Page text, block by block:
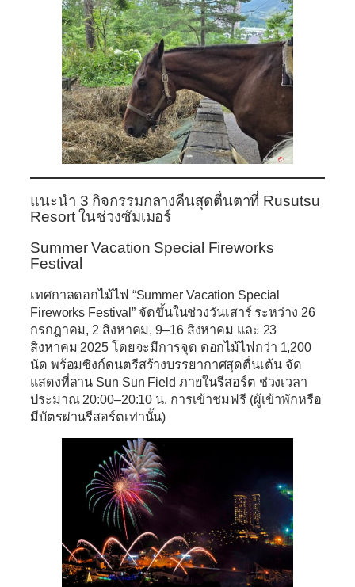
แนะนำ 3 กิจกรรมกลางคืนสุดตื่นตาที่ Rusutsu
Resort ในช่วงซัมเมอร์
Summer Vacation Special Fireworks
Festival
เทศกาลดอกไม้ไฟ “Summer Vacation Special
Fireworks Festival” จัดขึ้นในช่วงวันเสาร์ ระหว่าง 26
กรกฎาคม, 2 สิงหาคม,9–16 สิงหาคม และ 23
สิงหาคม 2025โดยจะมีการจุด ดอกไม้ไฟกว่า 1,200
นัด พร้อมซิงก์ดนตรีสร้างบรรยากาศสุดตื่นเต้น จัด
แสดงที่ลาน Sun Sun Field ภายในรีสอร์ต ช่วงเวลา
ประมาณ 20:00–20:10 น. การเข้าชมฟรี (ผู้เข้าพักหรือ
มีบัตรผ่านรีสอร์ตเท่านั้น)